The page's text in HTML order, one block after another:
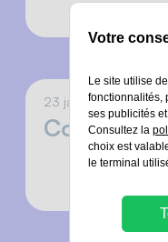
23 janvier 2026
Votre
Le site utilise
fonctionnalités,
ses publicités
Consultez la
choix est
le terminal